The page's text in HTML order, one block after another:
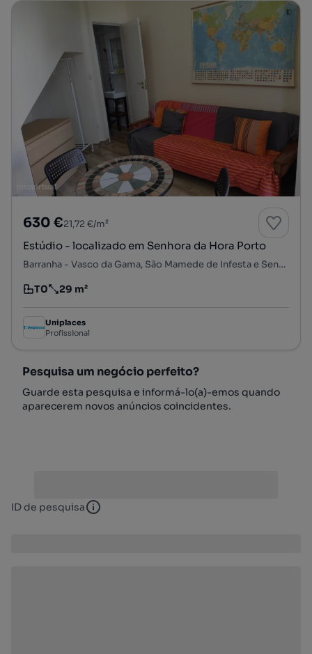
630 €21,72 €/m²
Estúdio - localizado em Senhora da Hora Porto
Barranha - Vasco da Gama, São Mamede de Infesta e Senhora da Hora, Matosinhos, Porto
Tipologia
T0
Preço por metro quadrado
29 m²
Uniplaces
Profissional
Pesquisa um negócio perfeito?
Guarde esta pesquisa e informá-lo(a)-emos quando
aparecerem novos anúncios coincidentes.
ID de pesquisa ID de pesquisa